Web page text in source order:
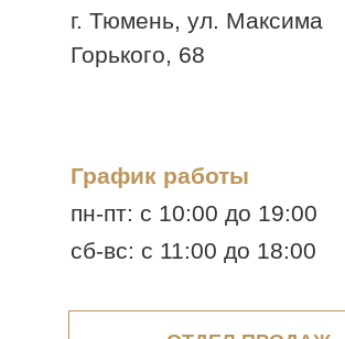
г. Тюмень, ул. Максима
Горького, 68
График работы
пн-пт: с 10:00 до 19:00
сб-вс: с 11:00 до 18:00